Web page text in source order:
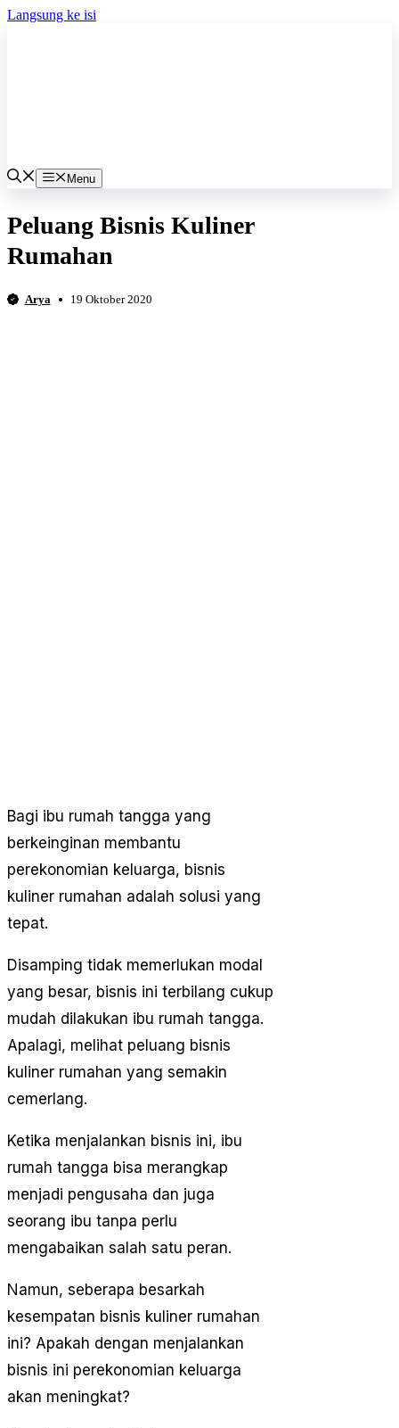
Langsung ke isi
Menu
Peluang Bisnis Kuliner
Rumahan
Arya 19 Oktober 2020
Bagi ibu rumah tangga yang
berkeinginan membantu
perekonomian keluarga, bisnis
kuliner rumahan adalah solusi yang
tepat.
Disamping tidak memerlukan modal
yang besar, bisnis ini terbilang cukup
mudah dilakukan ibu rumah tangga.
Apalagi, melihat peluang bisnis
kuliner rumahan yang semakin
cemerlang.
Ketika menjalankan bisnis ini, ibu
rumah tangga bisa merangkap
menjadi pengusaha dan juga
seorang ibu tanpa perlu
mengabaikan salah satu peran.
Namun, seberapa besarkah
kesempatan bisnis kuliner rumahan
ini? Apakah dengan menjalankan
bisnis ini perekonomian keluarga
akan meningkat?